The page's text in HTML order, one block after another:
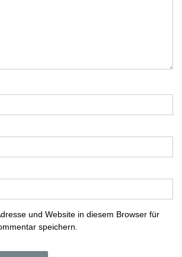
und Website in diesem Browser für
speichern.